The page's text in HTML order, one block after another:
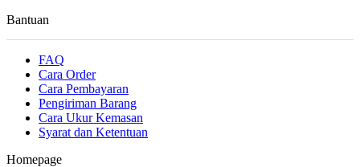
Bantuan
FAQ
Cara Order
Cara Pembayaran
Pengiriman Barang
Cara Ukur Kemasan
Syarat dan Ketentuan
Homepage